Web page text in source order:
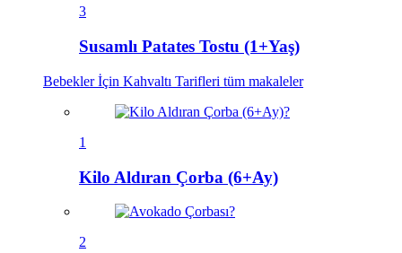
3
Susamlı Patates Tostu (1+Yaş)
Bebekler İçin Kahvaltı Tarifleri tüm makaleler
1
Kilo Aldıran Çorba (6+Ay)
2